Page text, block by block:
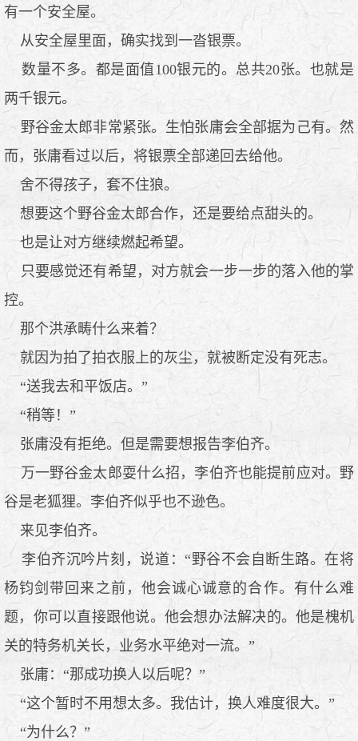
有一个安全屋。
从安全屋里面，确实找到一沓银票。
数量不多。都是面值100银元的。总共20张。也就是
两千银元。
野谷金太郎非常紧张。生怕张庸会全部据为己有。然
而，张庸看过以后，将银票全部递回去给他。
舍不得孩子，套不住狼。
想要这个野谷金太郎合作，还是要给点甜头的。
也是让对方继续燃起希望。
只要感觉还有希望，对方就会一步一步的落入他的掌
控。
那个洪承畴什么来着？
就因为拍了拍衣服上的灰尘，就被断定没有死志。
“送我去和平饭店。”
“稍等！”
张庸没有拒绝。但是需要想报告李伯齐。
万一野谷金太郎耍什么招，李伯齐也能提前应对。野
谷是老狐狸。李伯齐似乎也不逊色。
来见李伯齐。
李伯齐沉吟片刻，说道：“野谷不会自断生路。在将
杨钧剑带回来之前，他会诚心诚意的合作。有什么难
题，你可以直接跟他说。他会想办法解决的。他是槐机
关的特务机关长，业务水平绝对一流。”
张庸：“那成功换人以后呢？”
“这个暂时不用想太多。我估计，换人难度很大。”
“为什么？”